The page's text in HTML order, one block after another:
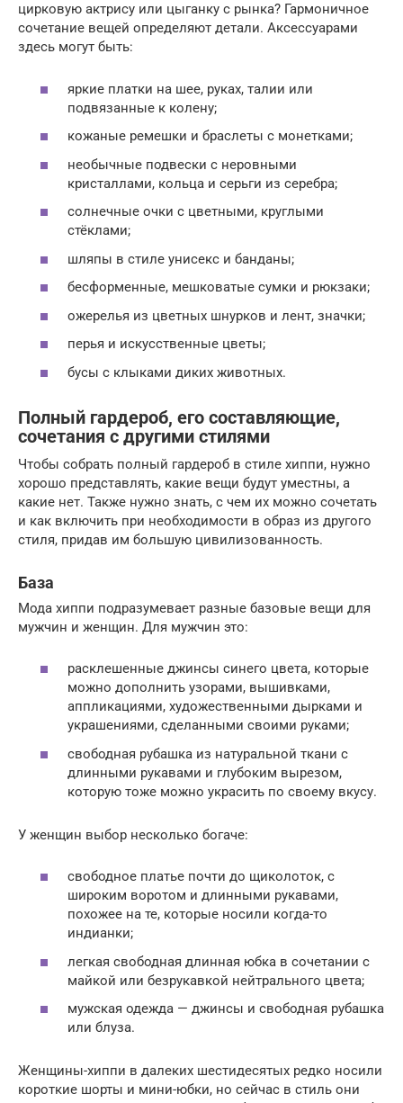
цирковую актрису или цыганку с рынка? Гармоничное
сочетание вещей определяют детали. Аксессуарами
здесь могут быть:
яркие платки на шее, руках, талии или
подвязанные к колену;
кожаные ремешки и браслеты с монетками;
необычные подвески с неровными
кристаллами, кольца и серьги из серебра;
солнечные очки с цветными, круглыми
стёклами;
шляпы в стиле унисекс и банданы;
бесформенные, мешковатые сумки и рюкзаки;
ожерелья из цветных шнурков и лент, значки;
перья и искусственные цветы;
бусы с клыками диких животных.
Полный гардероб, его составляющие,
сочетания с другими стилями
Чтобы собрать полный гардероб в стиле хиппи, нужно
хорошо представлять, какие вещи будут уместны, а
какие нет. Также нужно знать, с чем их можно сочетать
и как включить при необходимости в образ из другого
стиля, придав им большую цивилизованность.
База
Мода хиппи подразумевает разные базовые вещи для
мужчин и женщин. Для мужчин это:
расклешенные джинсы синего цвета, которые
можно дополнить узорами, вышивками,
аппликациями, художественными дырками и
украшениями, сделанными своими руками;
свободная рубашка из натуральной ткани с
длинными рукавами и глубоким вырезом,
которую тоже можно украсить по своему вкусу.
У женщин выбор несколько богаче:
свободное платье почти до щиколоток, с
широким воротом и длинными рукавами,
похожее на те, которые носили когда-то
индианки;
легкая свободная длинная юбка в сочетании с
майкой или безрукавкой нейтрального цвета;
мужская одежда — джинсы и свободная рубашка
или блуза.
Женщины-хиппи в далеких шестидесятых редко носили
короткие шорты и мини-юбки, но сейчас в стиль они